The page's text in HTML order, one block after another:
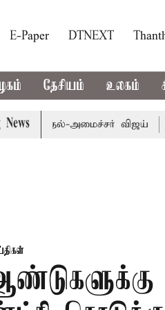
E-Paper DTNEXT
தேசியம் உலகம்
Newsமுதல்-அமைச்சர் விஜய்